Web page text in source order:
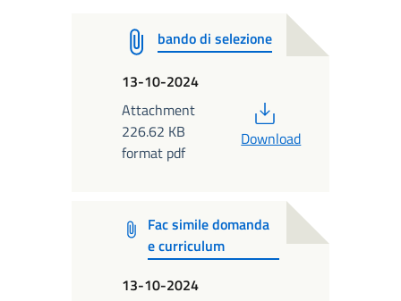
bando di selezione
13-10-2024
Attachment
226.62 KB
format pdf
Download
Fac simile domanda
e curriculum
13-10-2024